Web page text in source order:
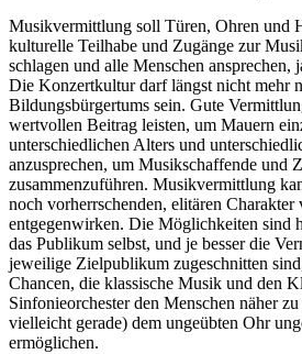
Musikvermittlung soll Türen, Ohren und
kulturelle Teilhabe und Zugänge zur
schlagen und alle Menschen ansprechen,
Die Konzertkultur darf längst nicht mehr
Bildungsbürgertums sein. Gute
wertvollen Beitrag leisten, um Mauern
unterschiedlichen Alters und
anzusprechen, um Musikschaffende und
zusammenzuführen. Musikvermittlung
noch vorherrschenden, elitären
entgegenwirken. Die Möglichkeiten sind
das Publikum selbst, und je besser die
jeweilige Zielpublikum zugeschnitten
Chancen, die klassische Musik und den
Sinfonieorchester den Menschen näher
vielleicht gerade) dem ungeübten Ohr
ermöglichen.